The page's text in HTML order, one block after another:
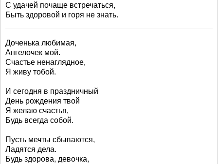
С удачей почаще встречаться,
Быть здоровой и горя не знать.
Доченька любимая,
Ангелочек мой.
Счастье ненаглядное,
Я живу тобой.
И сегодня в праздничный
День рождения твой
Я желаю счастья,
Будь всегда собой.
Пусть мечты сбываются,
Ладятся дела.
Будь здорова, девочка,